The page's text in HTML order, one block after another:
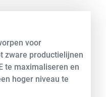
voor
zware productielijnen
te maximaliseren en
hoger niveau te